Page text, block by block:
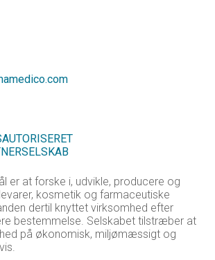
er at forske i, udvikle, producere og
kosmetik og farmaceutiske
dertil knyttet virksomhed efter
bestemmelse. Selskabet tilstræber at
på økonomisk, miljømæssigt og